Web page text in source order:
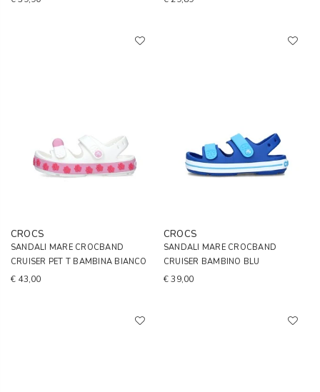
CROCS
SANDALI MARE CROCBAND
CRUISER PET T BAMBINA BIANCO
€ 43,00
CROCS
SANDALI MARE CROCBAND
CRUISER BAMBINO BLU
€ 39,00